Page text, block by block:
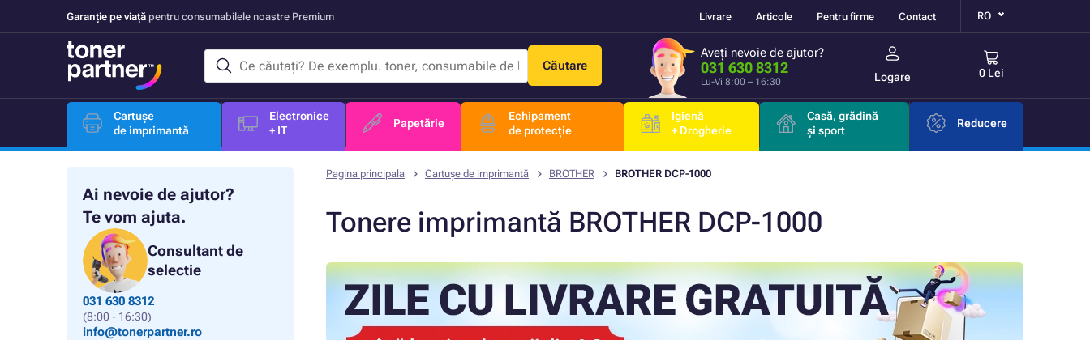
Garanție pe viață pentru consumabilele noastre Premium Livrare Articole Pentru firme Contact RO
Căutare
Aveți nevoie de ajutor?
031 630 8312
Lu-Vi 8:00 – 16:30 Logare 0 Lei
Cartușe
de imprimantă
Electronice
+ IT
Papetărie
Echipament
de protecție
Igienă
+ Drogherie
Casă, grădină
și sport
Reducere
Ai nevoie de ajutor?
Te vom ajuta.
Consultant de
selectie
031 630 8312
(8:00 - 16:30)
info@tonerpartner.ro
Pagina principala Cartușe de imprimantă BROTHER BROTHER DCP-1000
Tonere imprimantă BROTHER DCP-1000